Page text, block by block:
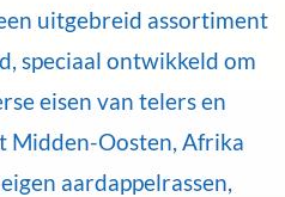
uitgebreid assortiment
speciaal ontwikkeld om
eisen van telers en
Midden-Oosten, Afrika
aardappelrassen,